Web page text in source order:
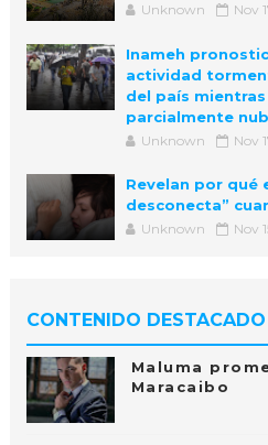
Unknown Nov
Inameh
actividad
del país
parcialmente
Unknown Nov
Revelan por qué
desconecta”
Unknown Nov
CONTENIDO DESTACADO
Maluma
Maracaibo